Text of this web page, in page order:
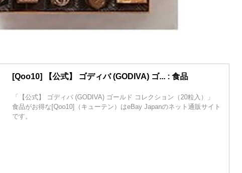
[Qoo10] 【公式】 ゴディバ (GODIVA) ゴ... : 食品
「【公式】 ゴディバ (GODIVA) ゴールド コレクション（20粒入）」
食品がお得な[Qoo10]（キューテン）はeBay Japanのネット通販サイト
です。